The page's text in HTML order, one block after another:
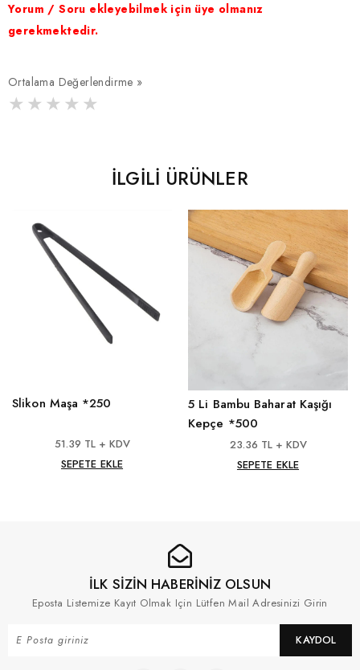
Yorum / Soru ekleyebilmek için üye olmanız
gerekmektedir.
Ortalama Değerlendirme »
İLGILI ÜRÜNLER
Slikon Maşa *250
51.39 TL + KDV
SEPETE EKLE
5 Li Bambu Baharat Kaşığı
Kepçe *500
23.36 TL + KDV
SEPETE EKLE
İLK SİZİN HABERİNİZ OLSUN
Eposta Listemize Kayıt Olmak Için Lütfen Mail Adresinizi Girin
KAYDOL